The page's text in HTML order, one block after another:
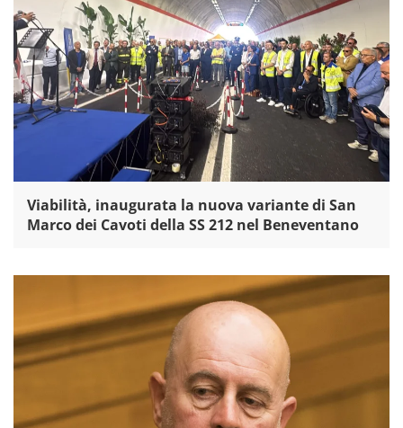
Viabilità, inaugurata la nuova variante di San
Marco dei Cavoti della SS 212 nel Beneventano